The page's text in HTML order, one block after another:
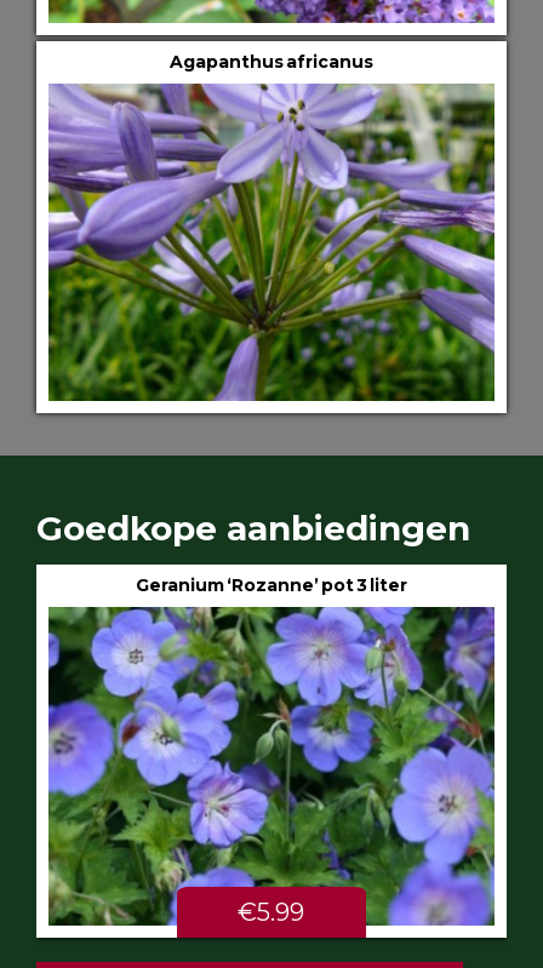
Agapanthus africanus
Goedkope aanbiedingen
Geranium ‘Rozanne’ pot 3 liter
€5.99